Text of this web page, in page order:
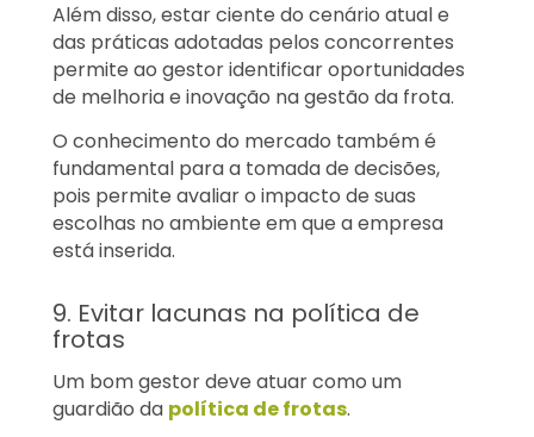
Além disso, estar ciente do cenário atual e
das práticas adotadas pelos concorrentes
permite ao gestor identificar oportunidades
de melhoria e inovação na gestão da frota.
O conhecimento do mercado também é
fundamental para a tomada de decisões,
pois permite avaliar o impacto de suas
escolhas no ambiente em que a empresa
está inserida.
9. Evitar lacunas na política de
frotas
Um bom gestor deve atuar como um
guardião da política de frotas.